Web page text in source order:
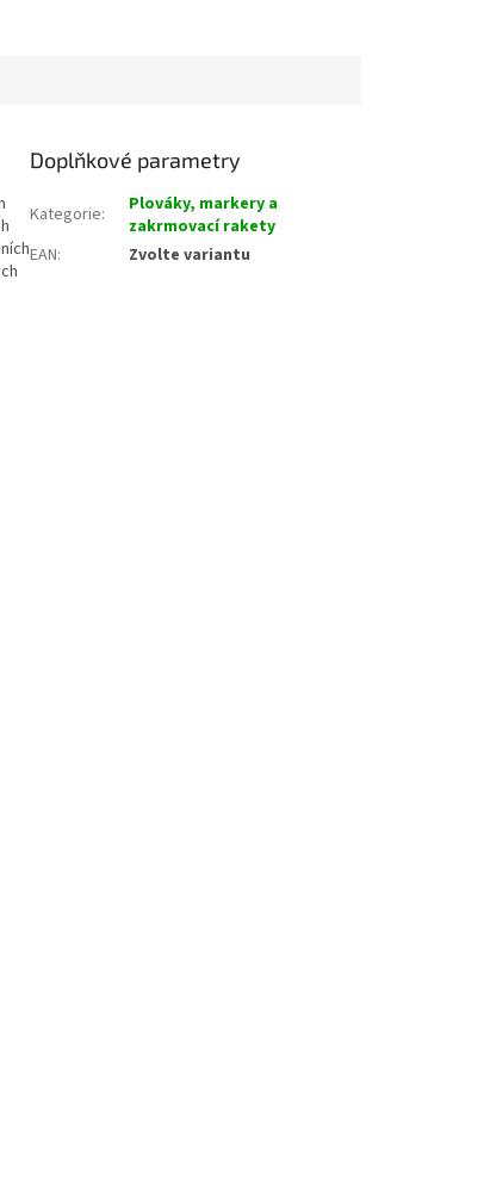
Doplňkové parametry
Kategorie:
Plováky, markery a
zakrmovací rakety
EAN: Zvolte variantu